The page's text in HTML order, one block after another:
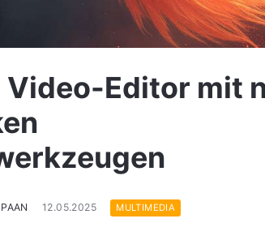
Editor mit
12.05.2025 MULTIMEDIA